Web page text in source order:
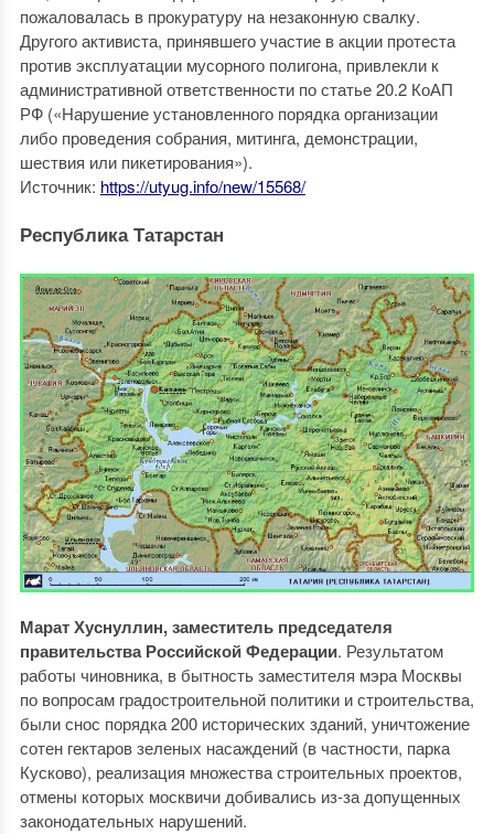
пожаловалась в прокуратуру на незаконную свалку.
Другого активиста, принявшего участие в акции протеста
против эксплуатации мусорного полигона, привлекли к
административной ответственности по статье 20.2 КоАП
РФ («Нарушение установленного порядка организации
либо проведения собрания, митинга, демонстрации,
шествия или пикетирования»).
Источник: https://utyug.info/new/15568/
Республика Татарстан
Марат Хуснуллин, заместитель председателя
правительства Российской Федерации. Результатом
работы чиновника, в бытность заместителя мэра Москвы
по вопросам градостроительной политики и строительства,
были снос порядка 200 исторических зданий, уничтожение
сотен гектаров зеленых насаждений (в частности, парка
Кусково), реализация множества строительных проектов,
отмены которых москвичи добивались из-за допущенных
законодательных нарушений.